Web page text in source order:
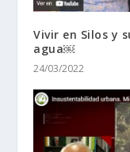
Vivir en Silos y
agua￼
24/03/2022